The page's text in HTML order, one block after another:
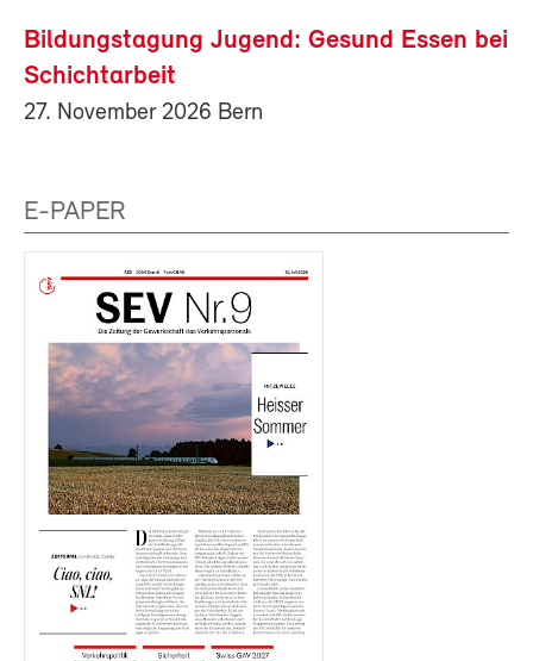
Bildungstagung Jugend: Gesund Essen bei
Schichtarbeit
27. November 2026 Bern
E-PAPER